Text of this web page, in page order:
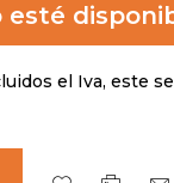
esté
el Iva, este